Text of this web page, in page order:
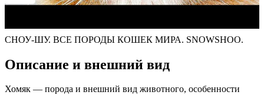
СНОУ-ШУ. ВСЕ ПОРОДЫ КОШЕК МИРА. SNOWSHOO.
Описание и внешний вид
Хомяк — порода и внешний вид животного, особенности